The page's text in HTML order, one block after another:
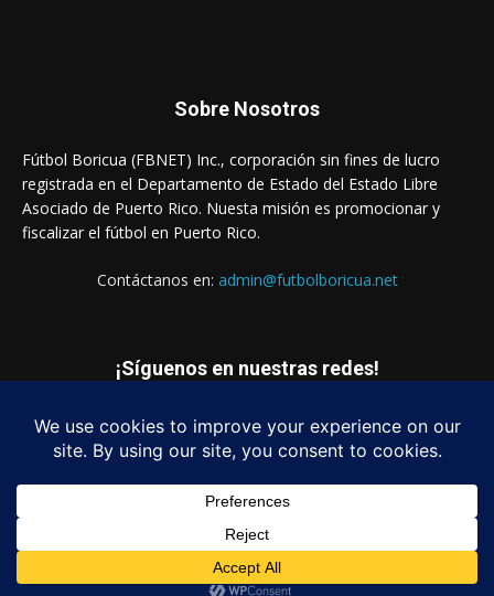
Sobre Nosotros
Fútbol Boricua (FBNET) Inc., corporación sin fines de lucro
registrada en el Departamento de Estado del Estado Libre
Asociado de Puerto Rico. Nuesta misión es promocionar y
fiscalizar el fútbol en Puerto Rico.
Contáctanos en: admin@futbolboricua.net
¡Síguenos en nuestras redes!
© Copyright 2023 - Fútbol Boricua (FBNET) Inc.
Login Quienes Somos Estados Financieros Contáctanos